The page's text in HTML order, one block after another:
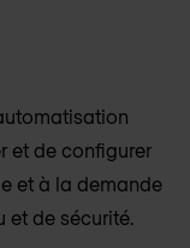
et de configurer
et à la demande
et de sécurité.